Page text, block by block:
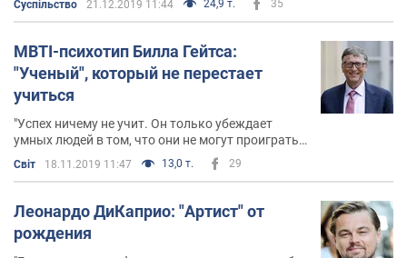
Суспільство 21.12.2019 11:44 24,9 т. 35
MBTI-психотип Билла Гейтса:
"Ученый", который не перестает
учиться
"Успех ничему не учит. Он только убеждает
умных людей в том, что они не могут проиграть",
– считает Билл Гейтс
Світ 18.11.2019 11:47 13,0 т. 29
Леонардо ДиКаприо: "Артист" от
рождения